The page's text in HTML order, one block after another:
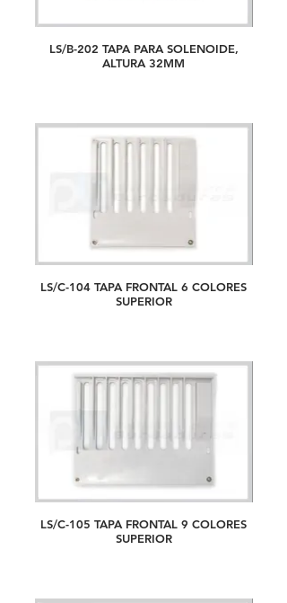
LS/B-202 TAPA PARA SOLENOIDE,
ALTURA 32MM
LS/C-104 TAPA FRONTAL 6 COLORES
SUPERIOR
LS/C-105 TAPA FRONTAL 9 COLORES
SUPERIOR